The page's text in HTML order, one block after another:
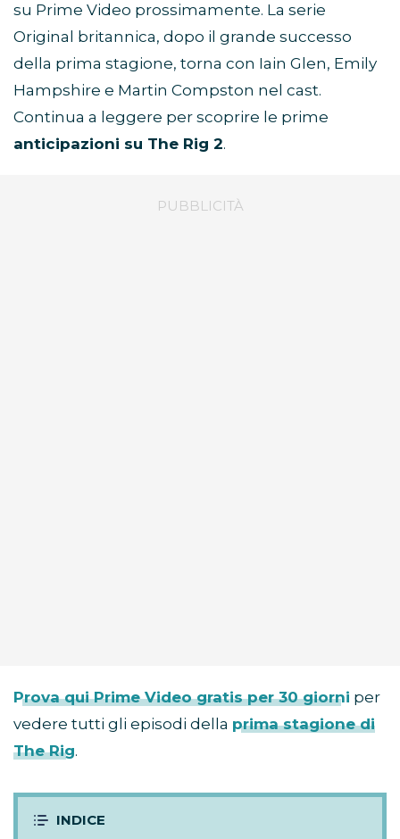
su Prime Video prossimamente. La serie
Original britannica, dopo il grande successo
della prima stagione, torna con Iain Glen, Emily
Hampshire e Martin Compston nel cast.
Continua a leggere per scoprire le prime
anticipazioni su The Rig 2.
Prova qui Prime Video gratis per 30 giorni per
vedere tutti gli episodi della prima stagione di
The Rig.